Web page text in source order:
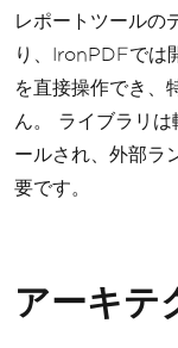
レポートツールの
り、IronPDFでは
を直接操作でき、
ん。 ライブラリ
ールされ、外部ラ
要です。
アーキテ